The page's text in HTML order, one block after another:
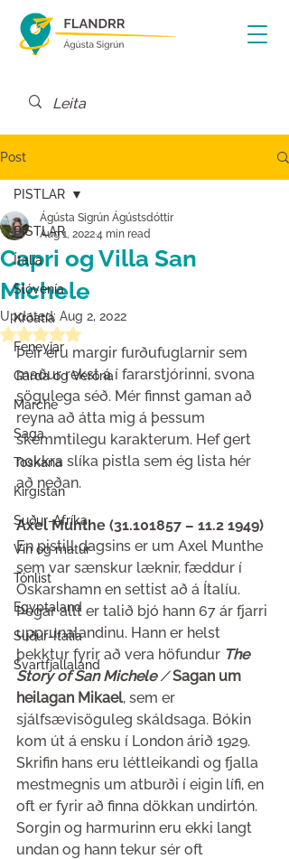
Post
PISTLAR
Ítalía
Slóvenía
Króatía
Feneyjar
Garda og Verona
Marche
Saga
Toskana
Kirgistan
Suður-Afríka
Vín og matur
Tónlist
Egyptaland
Suður-Ítalía
Svartfjallaland
PISTLAR
Capri og Villa San
Michele
Ágústa Sigrún Ágústsdóttir
Aug 1, 20224 min read
Updated: Aug 2, 2022
Rated NaN out of 5 stars.
Þeir eru margir furðufuglarnir sem
maður rekst á í fararstjórinni, svona
sögulega séð. Mér finnst gaman að
reyna að átta mig á þessum
skemmtilegu karakterum. Hef gert
nokkra slíka pistla sem ég lista hér
að neðan.
Axel Munthe (31.101857 – 11.2 1949)
En pistill dagsins er um Axel Munthe
sem var sænskur læknir, fæddur í
Oskarshamn en settist að á Ítalíu.
Þegar allt er talið bjó hann 67 ár fjarri
upprunalandinu. Hann er helst
þekktur fyrir að vera höfundur The
Story of San Michele / Sagan um
heilagan Mikael, sem er
sjálfsævisöguleg skáldsaga. Bókin
kom út á ensku í London árið 1929.
Skrifin hans eru léttleikandi og fjalla
mestmegnis um atburði í eigin lífi, en
oft er fyrir að finna dökkan undirtón.
Sorgin og harmurinn eru ekki langt
undan og hann tekur sér oft